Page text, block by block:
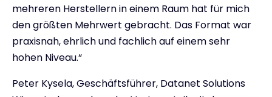
mehreren Herstellern in einem Raum hat für mich
den größten Mehrwert gebracht. Das Format war
praxisnah, ehrlich und fachlich auf einem sehr
hohen Niveau.“
Peter Kysela, Geschäftsführer, Datanet Solutions